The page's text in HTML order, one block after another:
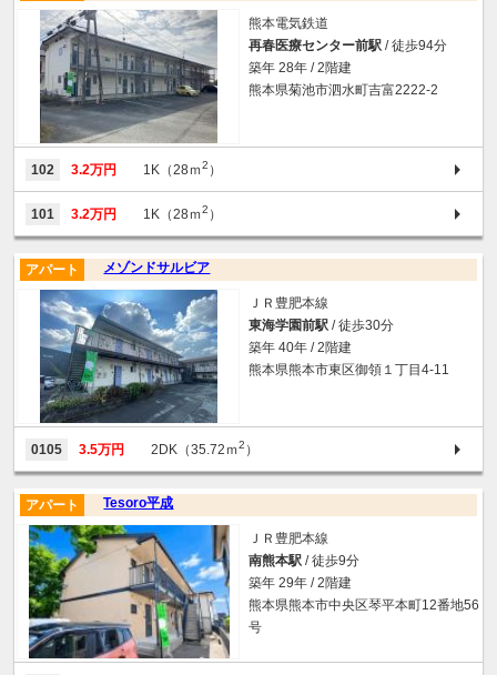
熊本電気鉄道
再春医療センター前駅 / 徒歩94分
築年 28年 / 2階建
熊本県菊池市泗水町吉富2222-2
102 3.2万円 1K（28ｍ2 ）
101 3.2万円 1K（28ｍ2 ）
メゾンドサルビア
アパート
ＪＲ豊肥本線
東海学園前駅 / 徒歩30分
築年 40年 / 2階建
熊本県熊本市東区御領１丁目4-11
0105 3.5万円 2DK（35.72ｍ2 ）
Tesoro平成
アパート
ＪＲ豊肥本線
南熊本駅 / 徒歩9分
築年 29年 / 2階建
熊本県熊本市中央区琴平本町12番地56
号